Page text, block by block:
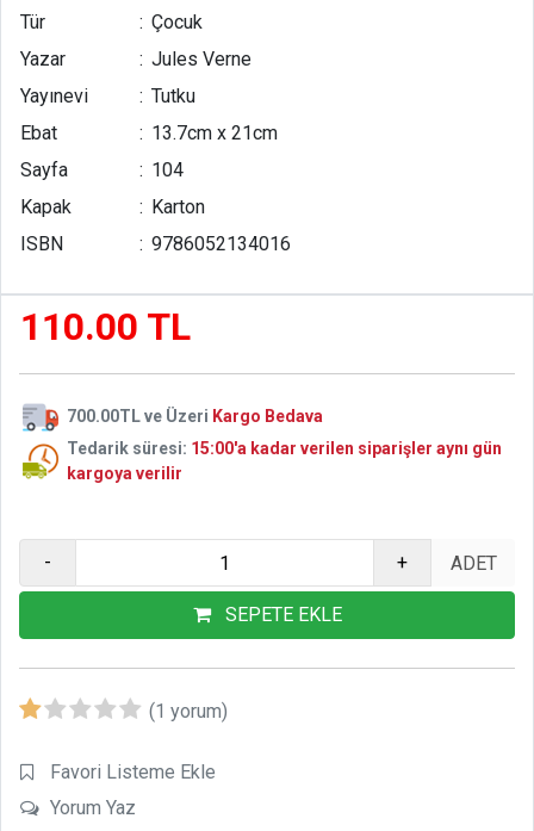
Tür
: Çocuk
Yazar
: Jules Verne
Yayınevi
: Tutku
Ebat
: 13.7cm x 21cm
Sayfa
: 104
Kapak
: Karton
ISBN
: 9786052134016
110.00 TL
700.00TL ve Üzeri Kargo Bedava
Tedarik süresi: 15:00'a kadar verilen siparişler aynı gün
kargoya verilir
- +
SEPETE EKLE
(1 yorum)
Favori Listeme Ekle
Yorum Yaz